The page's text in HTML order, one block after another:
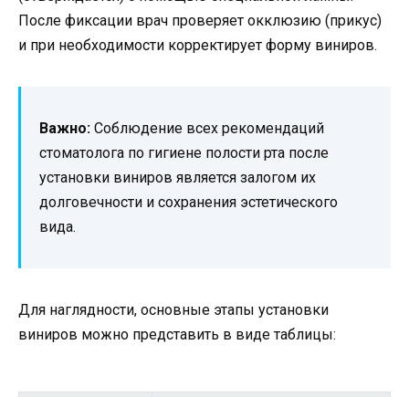
После фиксации врач проверяет окклюзию (прикус)
и при необходимости корректирует форму виниров.
Важно: Соблюдение всех рекомендаций
стоматолога по гигиене полости рта после
установки виниров является залогом их
долговечности и сохранения эстетического
вида.
Для наглядности, основные этапы установки
виниров можно представить в виде таблицы: